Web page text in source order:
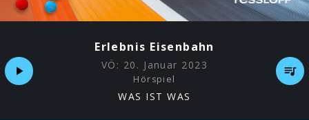
Erlebnis Eisenbahn
VÖ: 20. Januar 2023
Hörspiel
WAS IST WAS